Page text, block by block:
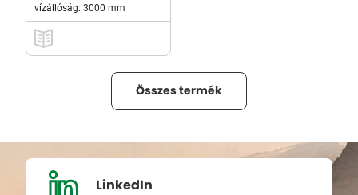
vízállóság: 3000 mm
Összes termék
LinkedIn